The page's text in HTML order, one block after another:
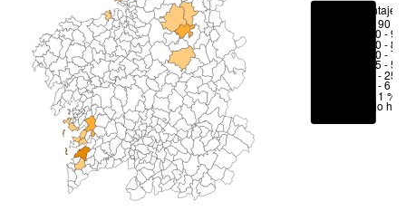
Porcentajes
> 90 %
80 -
70 -
50 -
25 -
6 - 25
1 - 6 %
< 1 %
No hay